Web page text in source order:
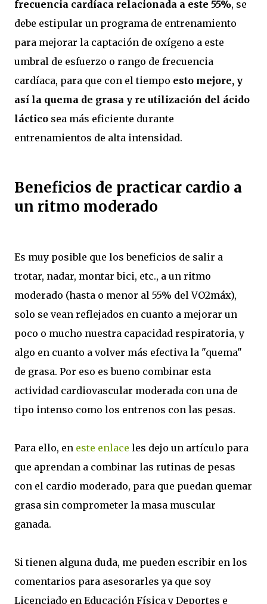
frecuencia cardíaca relacionada a este 55%, se
debe estipular un programa de entrenamiento
para mejorar la captación de oxígeno a este
umbral de esfuerzo o rango de frecuencia
cardíaca, para que con el tiempo esto mejore, y
así la quema de grasa y re utilización del ácido
láctico sea más eficiente durante
entrenamientos de alta intensidad.
Beneficios de practicar cardio a
un ritmo moderado
Es muy posible que los beneficios de salir a
trotar, nadar, montar bici, etc., a un ritmo
moderado (hasta o menor al 55% del VO2máx),
solo se vean reflejados en cuanto a mejorar un
poco o mucho nuestra capacidad respiratoria, y
algo en cuanto a volver más efectiva la "quema"
de grasa. Por eso es bueno combinar esta
actividad cardiovascular moderada con una de
tipo intenso como los entrenos con las pesas.
Para ello, en este enlace les dejo un artículo para
que aprendan a combinar las rutinas de pesas
con el cardio moderado, para que puedan quemar
grasa sin comprometer la masa muscular
ganada.
Si tienen alguna duda, me pueden escribir en los
comentarios para asesorarles ya que soy
Licenciado en Educación Física y Deportes e